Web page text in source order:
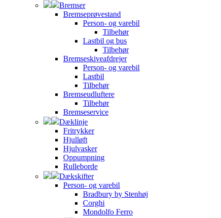
Bremser
Bremseprøvestand
Person- og varebil
Tilbehør
Lastbil og bus
Tilbehør
Bremseskiveafdrejer
Person- og varebil
Lastbil
Tilbehør
Bremseudluftere
Tilbehør
Bremseservice
Dæklinje
Fritrykker
Hjulløft
Hjulvasker
Oppumpning
Rulleborde
Dækskifter
Person- og varebil
Bradbury by Stenhøj
Corghi
Mondolfo Ferro